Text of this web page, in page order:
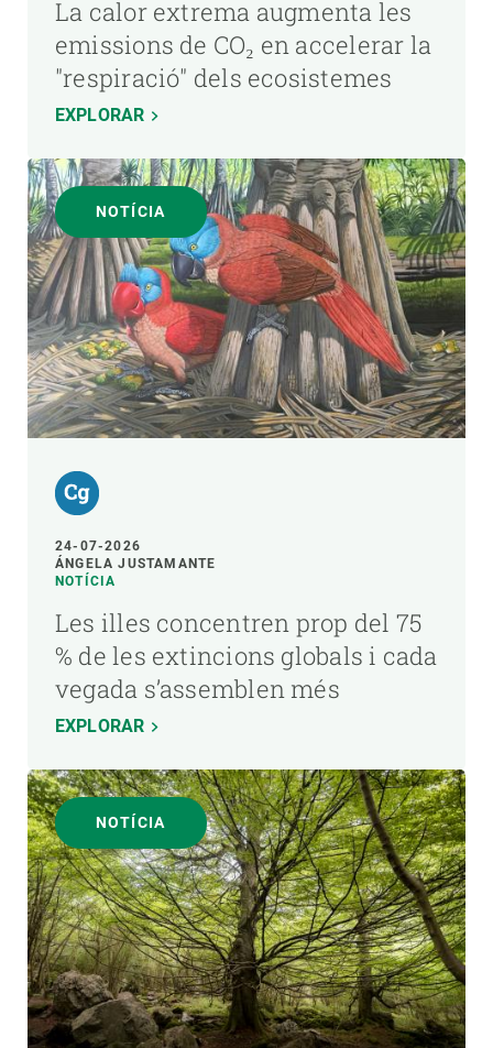
La calor extrema augmenta les
emissions de CO₂ en accelerar la
"respiració" dels ecosistemes
EXPLORAR
NOTÍCIA
24-07-2026
ÁNGELA JUSTAMANTE
NOTÍCIA
Les illes concentren prop del 75
% de les extincions globals i cada
vegada s’assemblen més
EXPLORAR
NOTÍCIA